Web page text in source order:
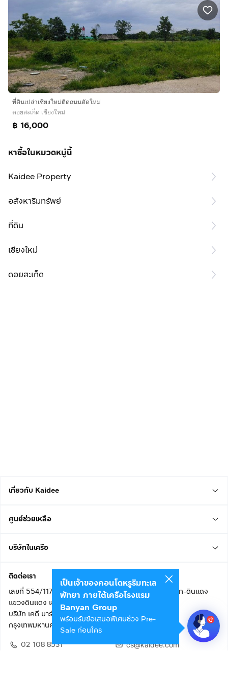
ที่ดินเปล่าเชียงใหม่ติดถนนตัดใหม่
ดอยสะเก็ด เชียงใหม่
฿ 16,000
หาซื้อในหมวดหมู่นี้
Kaidee Property
อสังหาริมทรัพย์
ที่ดิน
เชียงใหม่
ดอยสะเก็ด
เกี่ยวกับ Kaidee
ศูนย์ช่วยเหลือ
บริษัทในเครือ
ติดต่อเรา
เลขที่ 554/117 อาคารสกายไนน์ เซ็นเตอร์ ชั้น 22 ถนนอโศก-ดินแดง
แขวงดินแดง เขตดินแดง
บริษัท เคดี มาร์เก็ตเพลส จำกัด (สำนักงานใหญ่)
กรุงเทพมหานคร 10400
02 108 8531
cs@kaidee.com
เป็นเจ้าของคอนโดหรูริมทะเล
พัทยา ภายใต้เครือโรงแรม
Banyan Group
พร้อมรับข้อเสนอพิเศษช่วง Pre-
Sale ก่อนใคร